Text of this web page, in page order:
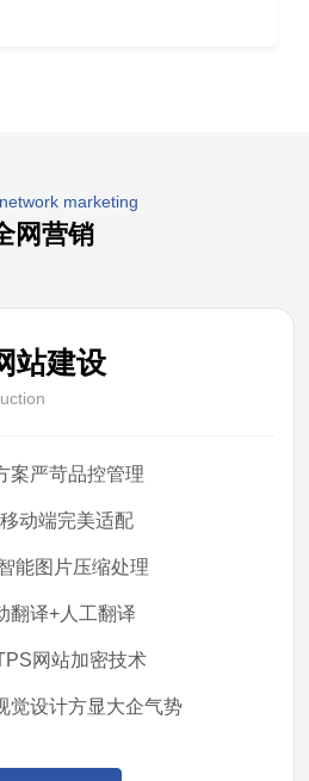
marketing
网营销
站建设
案严苛品控管理
动端完美适配
能图片压缩处理
翻译+人工翻译
网站加密技术
觉设计方显大企气势